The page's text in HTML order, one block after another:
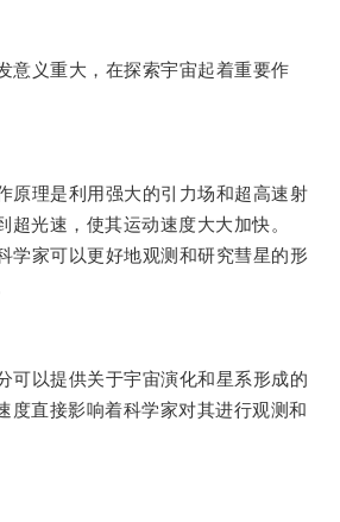
义重大，在探索宇宙起着重要作
理是利用强大的引力场和超高速射
超光速，使其运动速度大大加快。
家可以更好地观测和研究彗星的形
以提供关于宇宙演化和星系形成的
度直接影响着科学家对其进行观测和